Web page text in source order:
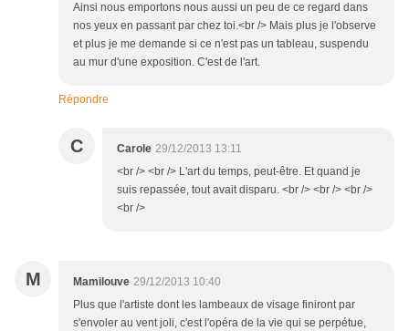
Ainsi nous emportons nous aussi un peu de ce regard dans
nos yeux en passant par chez toi.<br /> Mais plus je l'observe
et plus je me demande si ce n'est pas un tableau, suspendu
au mur d'une exposition. C'est de l'art.
Répondre
C Carole 29/12/2013 13:11
<br /> <br /> L'art du temps, peut-être. Et quand je
suis repassée, tout avait disparu. <br /> <br /> <br />
<br />
M Mamilouve 29/12/2013 10:40
Plus que l'artiste dont les lambeaux de visage finiront par
s'envoler au vent joli, c'est l'opéra de la vie qui se perpétue,